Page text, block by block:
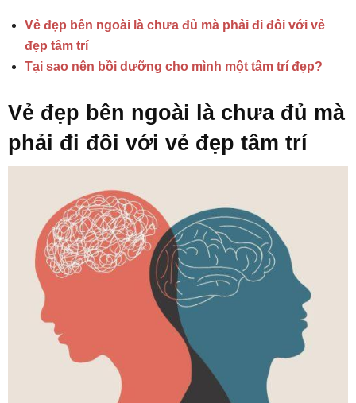
Vẻ đẹp bên ngoài là chưa đủ mà phải đi đôi với vẻ
đẹp tâm trí
Tại sao nên bồi dưỡng cho mình một tâm trí đẹp?
Vẻ đẹp bên ngoài là chưa đủ mà
phải đi đôi với vẻ đẹp tâm trí